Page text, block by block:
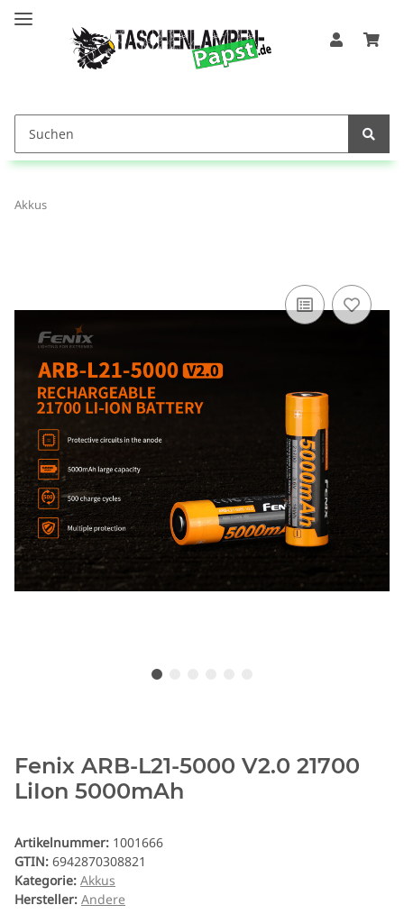
Akkus
Fenix ARB-L21-5000 V2.0 21700
LiIon 5000mAh
Artikelnummer: 1001666
GTIN: 6942870308821
Kategorie: Akkus
Hersteller: Andere